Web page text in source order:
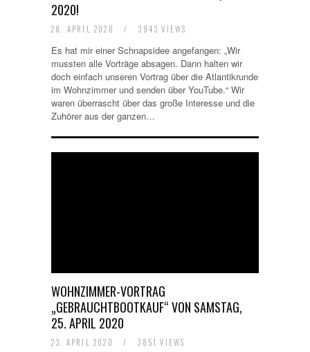
2020!
28. APRIL 2020 / 3943 VIEWS
Es hat mir einer Schnapsidee angefangen: „Wir
mussten alle Vorträge absagen. Dann halten wir
doch einfach unseren Vortrag über die Atlantikrunde
im Wohnzimmer und senden über YouTube.“ Wir
waren überrascht über das große Interesse und die
Zuhörer aus der ganzen…
WOHNZIMMER-VORTRAG
„GEBRAUCHTBOOTKAUF“ VON SAMSTAG,
25. APRIL 2020
23. APRIL 2020 / 3851 VIEWS